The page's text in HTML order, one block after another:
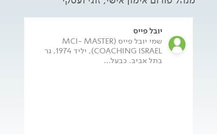
יובל פייס
שמי יובל פייס (MCI- MASTER
COACHING ISRAEL), יליד 1974, גר
בתל אביב. כבעל...